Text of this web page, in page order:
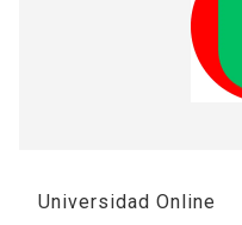
Universidad Online